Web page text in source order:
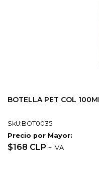
BOTELLA PET COL
SkU:BOT0035
Precio por Mayor:
$168 CLP + IVA